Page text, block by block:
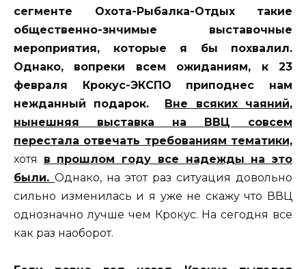
сегменте Охота-Рыбалка-Отдых такие
общественно-знчимые выставочные
мероприятия, которые я бы похвалил.
Однако, вопреки всем ожиданиям, к 23
февраля Крокус-ЭКСПО приподнес нам
нежданный подарок. Вне всяких чаяний,
нынешняя выставка на ВВЦ совсем
перестала отвечать требованиям тематики,
хотя в прошлом году все надежды на это
были. Однако, на этот раз ситуация довольно
сильно изменилась и я уже не скажу что ВВЦ
однозначно лучше чем Крокус. На сегодня все
как раз наоборот.